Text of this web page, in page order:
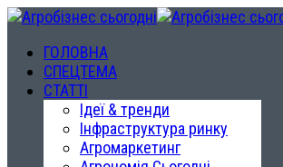
ГОЛОВНА
СПЕЦТЕМА
СТАТТІ
Ідеї & тренди
Інфраструктура ринку
Агромаркетинг